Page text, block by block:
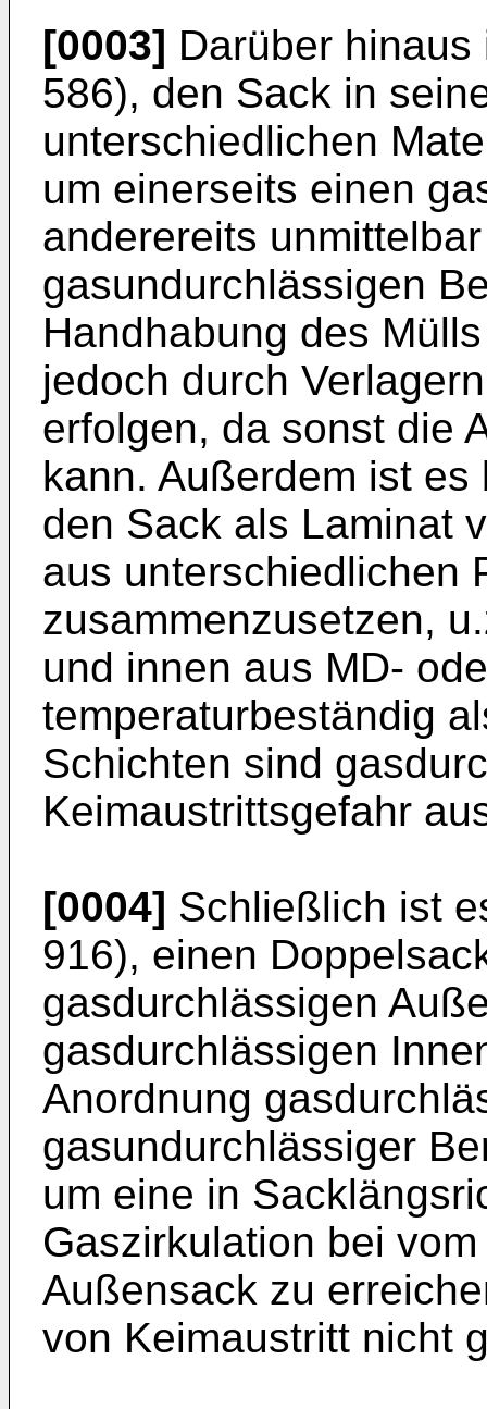
[0003] Darüber
586), den Sack in
unterschiedlichen
um einerseits einen
anderereits
gasundurchlässigen
Handhabung des
jedoch durch
erfolgen, da sonst die
kann. Außerdem ist
den Sack als Laminat
aus unterschiedlichen
zusammenzusetzen,
und innen aus MD-
temperaturbeständig
Schichten sind
Keimaustrittsgefahr
[0004] Schließlich ist
916), einen
gasdurchlässigen
gasdurchlässigen
Anordnung
gasundurchlässiger
um eine in
Gaszirkulation bei
Außensack zu
von Keimaustritt nicht